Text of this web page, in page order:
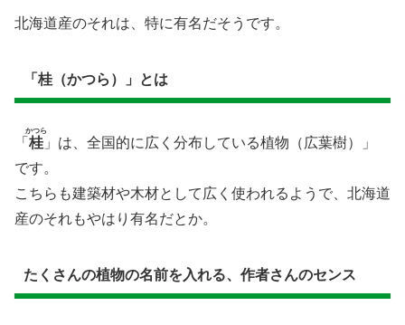
北海道産のそれは、特に有名だそうです。
「桂（かつら）」とは
「 桂
かつら
」は、全国的に広く分布している植物（広葉樹）」
です。
こちらも建築材や木材として広く使われるようで、北海道
産のそれもやはり有名だとか。
たくさんの植物の名前を入れる、作者さんのセンス